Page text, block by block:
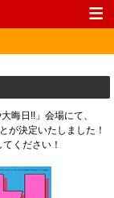
晦日!!」会場にて、
が決定いたしました！
ください！